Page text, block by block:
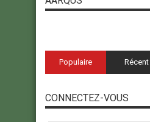
Populaire Récent
CONNECTEZ-VOUS